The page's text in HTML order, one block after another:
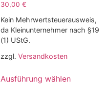
30,00 €
Kein Mehrwertsteuerausweis,
da Kleinunternehmer nach §19
(1) UStG.
zzgl. Versandkosten
Ausführung wählen